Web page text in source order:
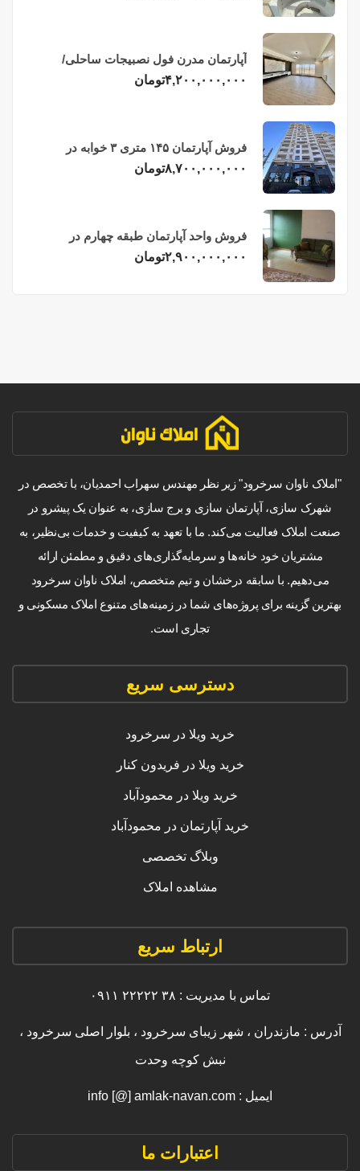
آپارتمان مدرن فول نصبیجات ساحلی/
فریدونکنار
۴,۲۰۰,۰۰۰,۰۰۰تومان
فروش آپارتمان ۱۴۵ متری ۳ خوابه در
فریدونکنار
۸,۷۰۰,۰۰۰,۰۰۰تومان
فروش واحد آپارتمان طبقه چهارم در
فریدونکنار
۲,۹۰۰,۰۰۰,۰۰۰تومان
"املاک ناوان سرخرود" زیر نظر مهندس سهراب احمدیان، با تخصص در
شهرک سازی، آپارتمان سازی و برج سازی، به عنوان یک پیشرو در
صنعت املاک فعالیت می‌کند. ما با تعهد به کیفیت و خدمات بی‌نظیر، به
مشتریان خود خانه‌ها و سرمایه‌گذاری‌های دقیق و مطمئن ارائه
می‌دهیم. با سابقه درخشان و تیم متخصص، املاک ناوان سرخرود
بهترین گزینه برای پروژه‌های شما در زمینه‌های متنوع املاک مسکونی و
تجاری است.
دسترسی سریع
خرید ویلا در سرخرود
خرید ویلا در فریدون کنار
خرید ویلا در محمودآباد
خرید آپارتمان در محمودآباد
وبلاگ تخصصی
مشاهده املاک
ارتباط سریع
تماس با مدیریت : ۳۸ ۲۲۲۲۲ ۰۹۱۱
آدرس : مازندران ، شهر زیبای سرخرود ، بلوار اصلی سرخرود ،
نبش کوچه وحدت
ایمیل : info [@] amlak-navan.com
اعتبارات ما